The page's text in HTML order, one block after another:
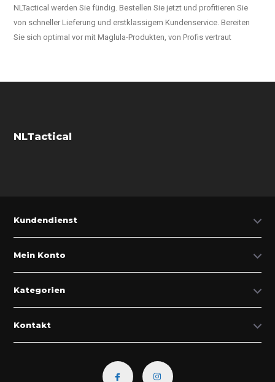
NLTactical werden Sie fündig. Bestellen Sie jetzt und profitieren Sie
von schneller Lieferung und erstklassigem Kundenservice. Bereiten
Sie sich optimal vor mit Maglula-Produkten, von Profis vertraut
NLTactical
Kundendienst
Mein Konto
Kategorien
Kontakt